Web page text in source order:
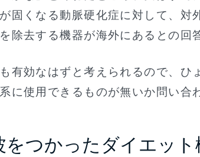
固くなる動脈硬化症に対して、対
除去する機器が海外にあるとの回
有効なはずと考えられるので、ひ
に使用できるものが無いか問い合
をつかったダイエット